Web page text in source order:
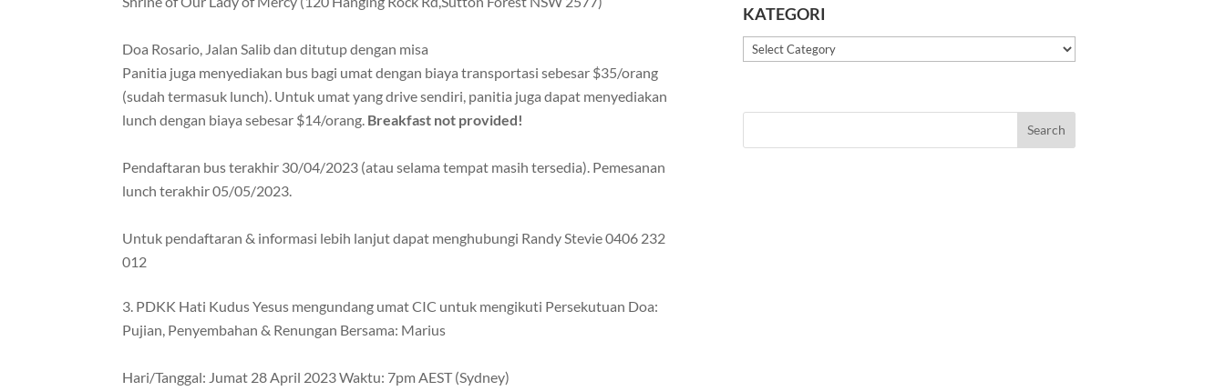
Doa Rosario, Jalan Salib dan ditutup dengan misa
Panitia juga menyediakan bus bagi umat dengan biaya transportasi sebesar $35/orang
(sudah termasuk lunch). Untuk umat yang drive sendiri, panitia juga dapat menyediakan
lunch dengan biaya sebesar $14/orang. Breakfast not provided!
Pendaftaran bus terakhir 30/04/2023 (atau selama tempat masih tersedia). Pemesanan
lunch terakhir 05/05/2023.
Untuk pendaftaran & informasi lebih lanjut dapat menghubungi Randy Stevie 0406 232
012
PDKK Hati Kudus Yesus mengundang umat CIC untuk mengikuti Persekutuan Doa:
Pujian, Penyembahan & Renungan Bersama: Marius
Hari/Tanggal: Jumat 28 April 2023 Waktu: 7pm AEST (Sydney)
KATEGORI
Kategori